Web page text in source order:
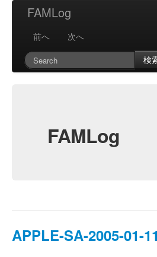
FAMLog
前へ
次へ
検
FAMLog
APPLE-SA-2005-01-